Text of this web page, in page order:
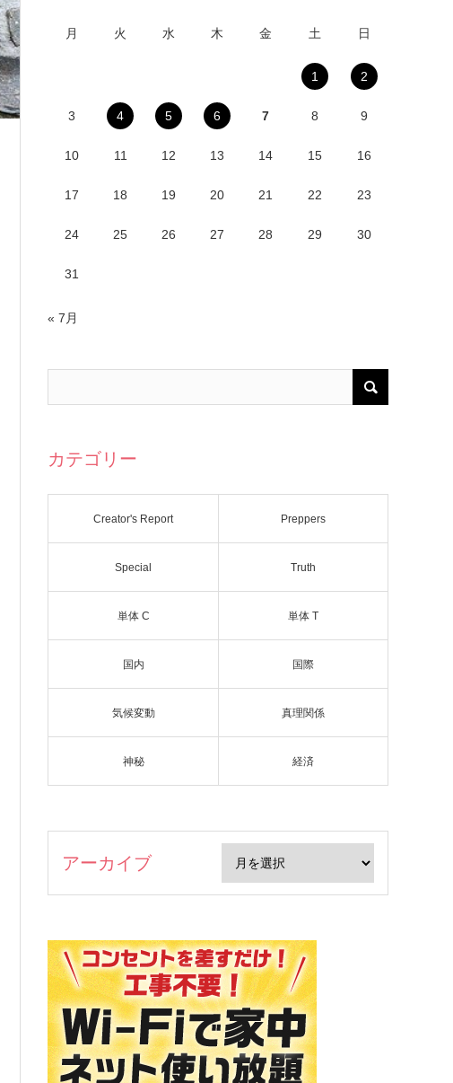
月 火 水 木 金 土 日
1 2
3 4 5 6 7 8 9
10 11 12 13 14 15 16
17 18 19 20 21 22 23
24 25 26 27 28 29 30
31
« 7月
カテゴリー
Creator's Report Preppers
Special Truth
単体 C 単体 T
国内 国際
気候変動 真理関係
神秘 経済
アーカイブ